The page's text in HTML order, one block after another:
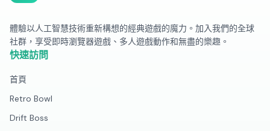
體驗以人工智慧技術重新構想的經典遊戲的魔力。加入我們的全球
社群，享受即時瀏覽器遊戲、多人遊戲動作和無盡的樂趣。
快速訪問
首頁
Retro Bowl
Drift Boss